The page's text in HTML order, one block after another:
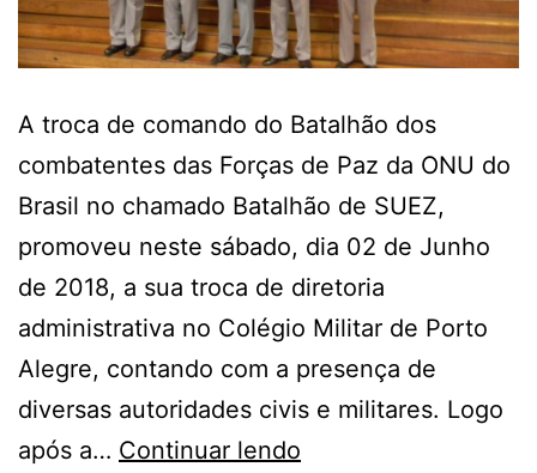
A troca de comando do Batalhão dos
combatentes das Forças de Paz da ONU do
Brasil no chamado Batalhão de SUEZ,
promoveu neste sábado, dia 02 de Junho
de 2018, a sua troca de diretoria
administrativa no Colégio Militar de Porto
Alegre, contando com a presença de
diversas autoridades civis e militares. Logo
após a… Continuar lendo